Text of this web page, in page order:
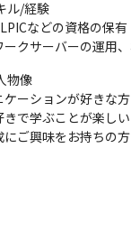
ル/経験
LPICなどの資格の保有
ークサーバーの運用
物像
ケーションが好きな方
きで学ぶことが楽し
にご興味をお持ちの方